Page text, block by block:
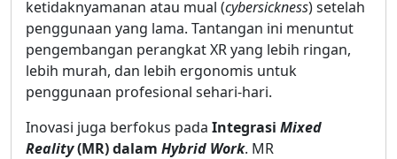
ketidaknyamanan atau mual (cybersickness) setelah
penggunaan yang lama. Tantangan ini menuntut
pengembangan perangkat XR yang lebih ringan,
lebih murah, dan lebih ergonomis untuk
penggunaan profesional sehari-hari.
Inovasi juga berfokus pada Integrasi Mixed
Reality(MR) dalam Hybrid Work. MR